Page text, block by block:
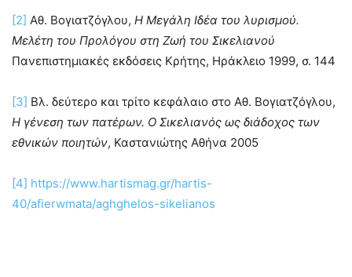
[2] Αθ. Βογιατζόγλου, Η Μεγάλη Ιδέα του λυρισμού.
Μελέτη του Προλόγου στη Ζωή του Σικελιανού
Πανεπιστημιακές εκδόσεις Κρήτης, Ηράκλειο 1999, σ. 144
[3] Βλ. δεύτερο και τρίτο κεφάλαιο στο Αθ. Βογιατζόγλου,
Η γένεση των πατέρων. Ο Σικελιανός ως διάδοχος των
εθνικών ποιητών, Καστανιώτης Αθήνα 2005
[4] https://www.hartismag.gr/hartis-
40/afierwmata/aghghelos-sikelianos